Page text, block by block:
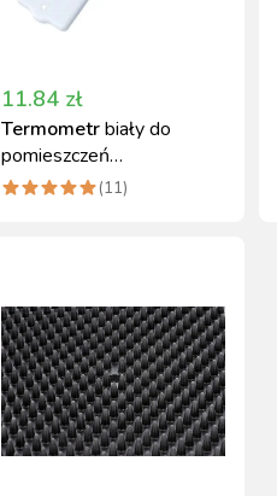
11.84 zł
Termometrbiały do
pomieszczeń
gospodarczych Kerbl
(11)